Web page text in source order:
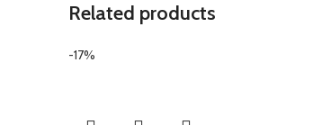
Related products
-17%